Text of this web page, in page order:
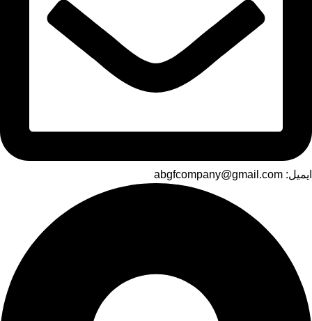
ایمیل: abgfcompany@gmail.com